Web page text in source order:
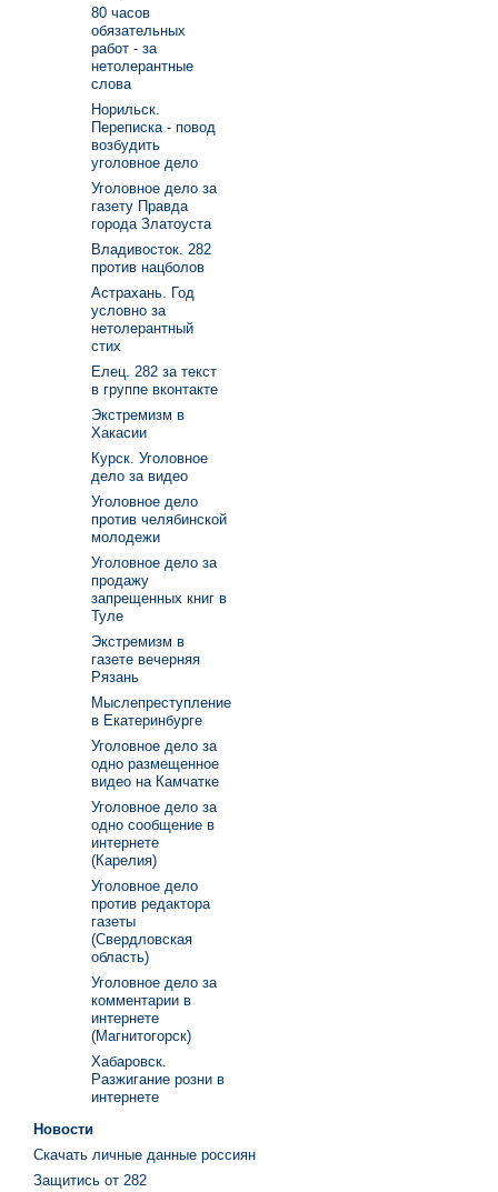
80 часов
обязательных
работ - за
нетолерантные
слова
Норильск.
Переписка - повод
возбудить
уголовное дело
Уголовное дело за
газету Правда
города Златоуста
Владивосток. 282
против нацболов
Астрахань. Год
условно за
нетолерантный
стих
Елец. 282 за текст
в группе вконтакте
Экстремизм в
Хакасии
Курск. Уголовное
дело за видео
Уголовное дело
против челябинской
молодежи
Уголовное дело за
продажу
запрещенных книг в
Туле
Экстремизм в
газете вечерняя
Рязань
Мыслепреступление
в Екатеринбурге
Уголовное дело за
одно размещенное
видео на Камчатке
Уголовное дело за
одно сообщение в
интернете
(Карелия)
Уголовное дело
против редактора
газеты
(Свердловская
область)
Уголовное дело за
комментарии в
интернете
(Магнитогорск)
Хабаровск.
Разжигание розни в
интернете
Новости
Скачать личные данные россиян
Защитись от 282